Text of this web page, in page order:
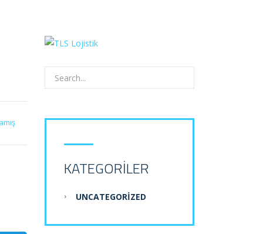
KATEGORILER
UNCATEGORIZED